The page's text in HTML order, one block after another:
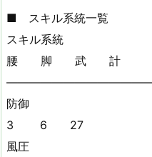
■ スキル系統一覧
スキル系
腰 脚 武 計
防御
3 6 27
風圧